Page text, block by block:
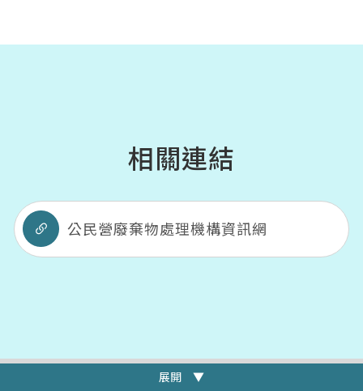
相關連結
公民營廢棄物處理機構資訊網
展開 ▼